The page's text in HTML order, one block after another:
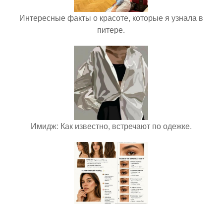
Интересные факты о красоте, которые я узнала в
питере.
Имидж: Как известно, встречают по одежке.